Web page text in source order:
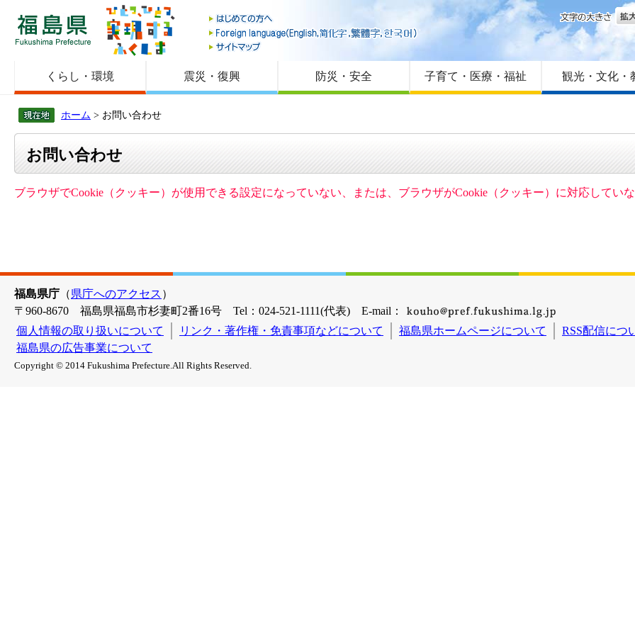
福島県
はじめての方へ
Foreign language
サイトマップ
文字
くらし・環境 震災・復興 防災・安全 子育て・医療・福祉 観光・文化・
ホーム > お問い合わせ
お問い合わせ
ブラウザでCookie（クッキー）が使用できる設定になっていない、または、ブラウザがCookie（クッキー）に対応してい
福島県庁 （県庁へのアクセス ）
〒960-8670 福島県福島市杉妻町2番16号 Tel：024-521-1111(代表) E-mail：
個人情報の取り扱いについて
リンク・著作権・免責事項などについて 福島県ホームページについて
RSS配信につ
福島県の広告事業について
Copyright © 2014 Fukushima Prefecture.All Rights Reserved.